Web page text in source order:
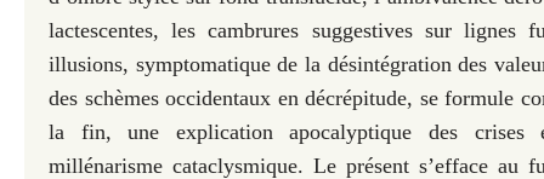
lactescentes, les cambrures suggestives sur lignes
illusions, symptomatique de la désintégration des
des schèmes occidentaux en décrépitude, se formule
la fin, une explication apocalyptique des
millénarisme cataclysmique. Le présent s’efface au